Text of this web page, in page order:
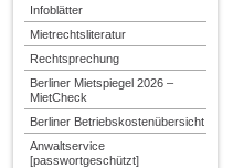
Infoblätter
Mietrechtsliteratur
Rechtsprechung
Berliner Mietspiegel 2026 –
MietCheck
Berliner Betriebskostenübersicht
Anwaltservice
[passwortgeschützt]